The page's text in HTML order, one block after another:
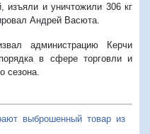
и уничтожили 306 кг
Андрей Васюта.
администрацию Керчи
в сфере торговли и
сезона.
выброшенный товар из